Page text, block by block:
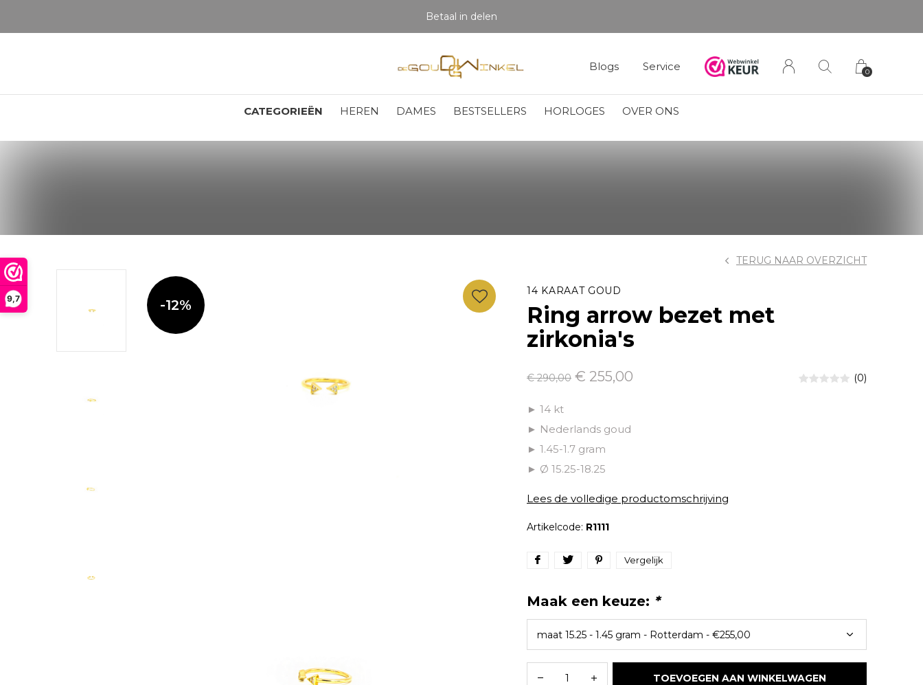
9,7
CATEGORIEËN HEREN DAMES BESTSELLERS HORLOGES OVER ONS
Blogs Service 0
Betaal in delen
-12%
14 KARAAT GOUD
Ring arrow bezet met
zirkonia's
TERUG NAAR OVERZICHT
€ 290,00 € 255,00 (0)
► 14 kt
► Nederlands goud
► 1.45-1.7 gram
► Ø 15.25-18.25
Lees de volledige productomschrijving
Artikelcode: R1111
Vergelijk
Maak een keuze: *
TOEVOEGEN AAN WINKELWAGEN